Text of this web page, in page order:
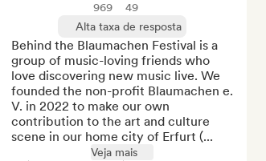
969
49
Alta taxa de resposta
Behind the Blaumachen Festival is a
group of music-loving friends who
love discovering new music live. We
founded the non-profit Blaumachen e.
V. in 2022 to make our own
contribution to the art and culture
scene in our home city of Erfurt (...
Veja mais